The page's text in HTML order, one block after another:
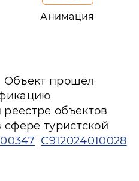
Анимация
Объект прошёл
объектов
туристской
С912024010028